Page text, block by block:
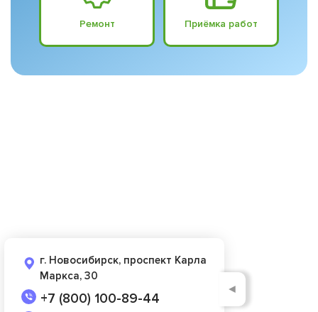
Ремонт Приёмка работ
г. Новосибирск, проспект Карла
Маркса, 30
+7 (800) 100-89-44
◄